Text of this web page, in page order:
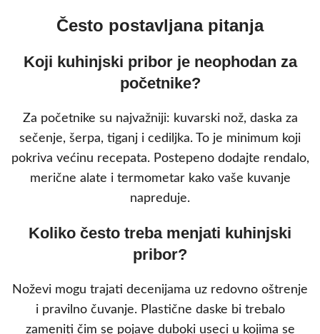
Često postavljana pitanja
Koji kuhinjski pribor je neophodan za
početnike?
Za početnike su najvažniji: kuvarski nož, daska za
sečenje, šerpa, tiganj i cediljka. To je minimum koji
pokriva većinu recepata. Postepeno dodajte rendalo,
merične alate i termometar kako vaše kuvanje
napreduje.
Koliko često treba menjati kuhinjski
pribor?
Noževi mogu trajati decenijama uz redovno oštrenje
i pravilno čuvanje. Plastične daske bi trebalo
zameniti čim se pojave duboki useci u kojima se